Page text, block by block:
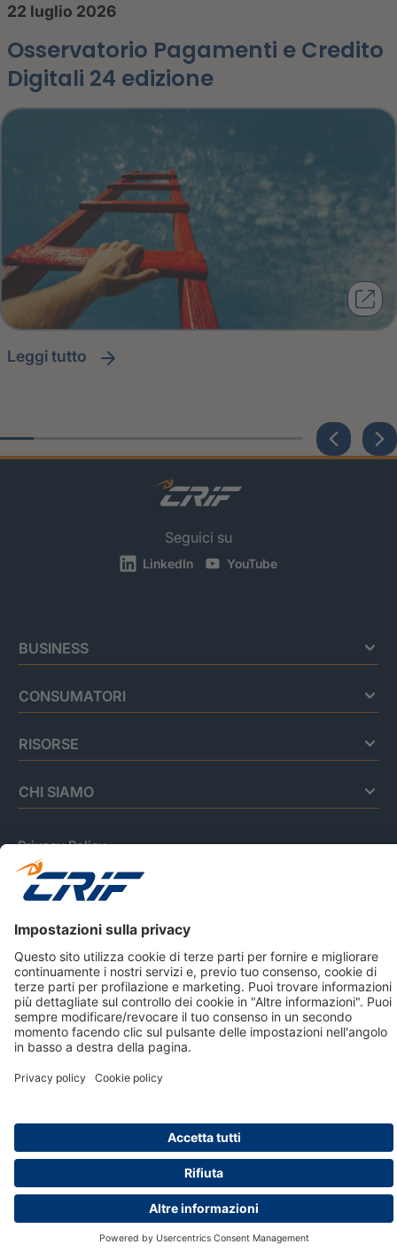
22 luglio 2026
Osservatorio Pagamenti e Credito
Digitali 24 edizione
leggi tutto
Seguici su
LinkedIn YouTube
BUSINESS
CONSUMATORI
RISORSE
CHI SIAMO
Privacy Policy
Cookie Policy
Informativa Dati Personali
CRIF Business Ethics
Accessibilità
Informativa Privacy Relativa Al Sistema Di Informazioni
Creditizie
© 2026 CRIF S.p.A. Tutti i diritti riservati.
sottoscritto € 51.941.235,00 di cui versato € 51.806.190,00 |
CRIBIS Holding S.r.l., Società con unico socio
Società con Sistema di Gestione Certificato da DNV ISO 9001,
ISO 45001, ISO/IEC 27001, ISO14001